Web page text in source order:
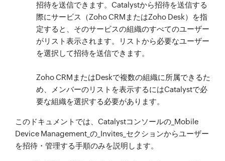
招待を送信できます。Catalystから招待を送信する
際にサービス（Zoho CRMまたはZoho Desk）を指
定すると、そのサービスの組織のすべてのユーザー
がリスト表示されます。リストから必要なユーザー
を選択して招待を送信できます。
Zoho CRMまたはDeskで複数の組織に所属できるた
め、メンバーのリストを表示するにはCatalystで必
要な組織を選択する必要があります。
このドキュメントでは、Catalystコンソールの_Mobile
Device Management_の_Invites_セクションからユーザー
を招待・管理する手順のみを説明します。